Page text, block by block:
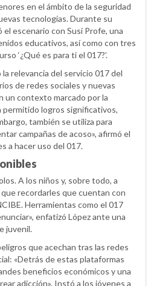
en el ámbito de la seguridad
tecnologías. Durante su
escenario con Susi Profe, una
educativos, así como con tres
‘¿Qué es para ti el 017?’.
relevancia del servicio 017 del
de redes sociales y nuevas
un contexto marcado por la
permitido logros significativos,
también se utiliza para
campañas de acoso», afirmó el
a hacer uso del 017.
A los niños y, sobre todo, a
recordarles que cuentan con
Herramientas como el 017
enfatizó López ante una
juvenil.
que acechan tras las redes
«Detrás de estas plataformas
beneficios económicos y una
adicción». Instó a los jóvenes a